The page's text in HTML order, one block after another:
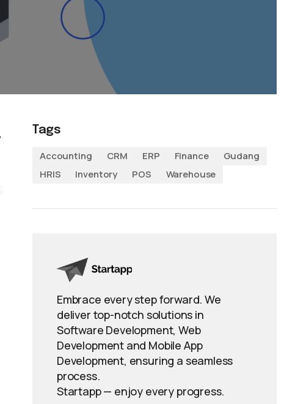
Tags
Accounting
CRM ERP Finance
Gudang
HRIS
Inventory POS Warehouse
Embrace every step forward. We
deliver top-notch solutions in
Software Development, Web
Development and Mobile App
Development, ensuring a seamless
process.
Startapp — enjoy every progress.